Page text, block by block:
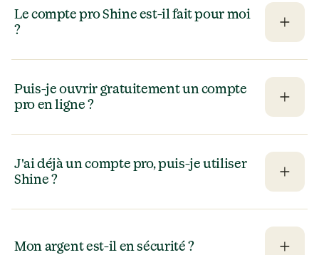
Le compte pro Shine est-il fait pour moi
?
Puis-je ouvrir gratuitement un compte
pro en ligne ?
J'ai déjà un compte pro, puis-je utiliser
Shine ?
Mon argent est-il en sécurité ?